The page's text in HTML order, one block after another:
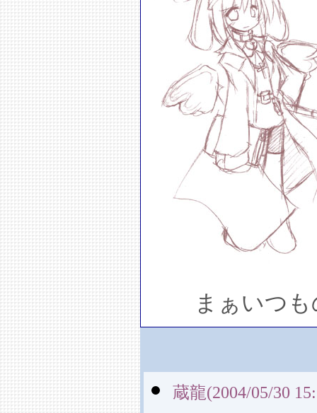
まぁいつも
蔵龍(2004/05/30